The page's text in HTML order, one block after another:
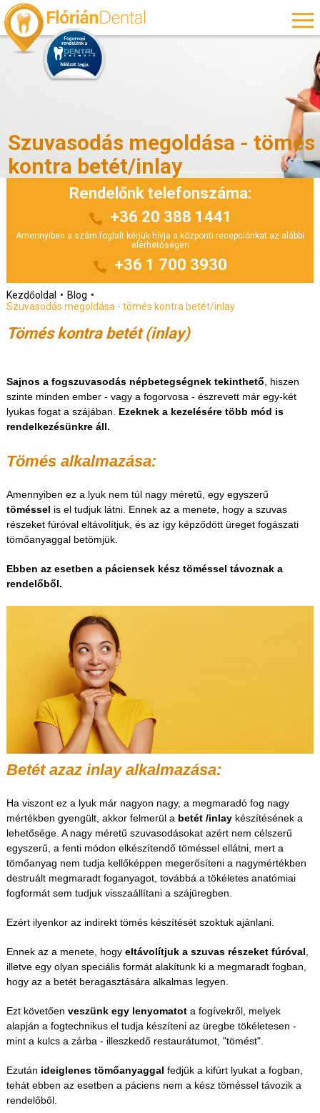
Szuvasodás megoldása - tömés
kontra betét/inlay
Rendelőnk telefonszáma:
+36 20 388 1441
Amennyiben a szám foglalt kérjük hívja a központi recepciónkat az alábbi
elérhetőségen
+36 1 700 3930
Kezdőoldal
Blog
Szuvasodás megoldása - tömés kontra betét/inlay
Tömés kontra betét (inlay)
Sajnos a fogszuvasodás népbetegségnek tekinthető , hiszen
szinte minden ember - vagy a fogorvosa - észrevett már egy-két
lyukas fogat a szájában. Ezeknek a kezelésére több mód is
rendelkezésünkre áll.
Tömés alkalmazása:
Amennyiben ez a lyuk nem túl nagy méretű, egy egyszerű
töméssel is el tudjuk látni. Ennek az a menete, hogy a szuvas
részeket fúróval eltávolítjuk, és az így képződött üreget fogászati
tömőanyaggal betömjük.
Ebben az esetben a páciensek kész töméssel távoznak a
rendelőből.
Betét azaz inlay alkalmazása:
Ha viszont ez a lyuk már nagyon nagy, a megmaradó fog nagy
mértékben gyengült, akkor felmerül a betét /inlaykészítésének a
lehetősége. A nagy méretű szuvasodásokat azért nem célszerű
egyszerű, a fenti módon elkészítendő töméssel ellátni, mert a
tömőanyag nem tudja kellőképpen megerősíteni a nagymértékben
destruált megmaradt foganyagot, továbbá a tökéletes anatómiai
fogformát sem tudjuk visszaállítani a szájüregben.
Ezért ilyenkor az indirekt tömés készítését szoktuk ajánlani.
Ennek az a menete, hogy eltávolítjuk a szuvas részeket fúróval
illetve egy olyan speciális formát alakítunk ki a megmaradt fogban,
hogy az a betét beragasztására alkalmas legyen.
Ezt követően veszünk egy lenyomatota fogívekről, melyek
alapján a fogtechnikus el tudja készíteni az üregbe tökéletesen -
mint a kulcs a zárba - illeszkedő restaurátumot, "tömést".
Ezután ideiglenes tömőanyaggal fedjük a kifúrt lyukat a fogban,
tehát ebben az esetben a páciens nem a kész töméssel távozik a
rendelőből.